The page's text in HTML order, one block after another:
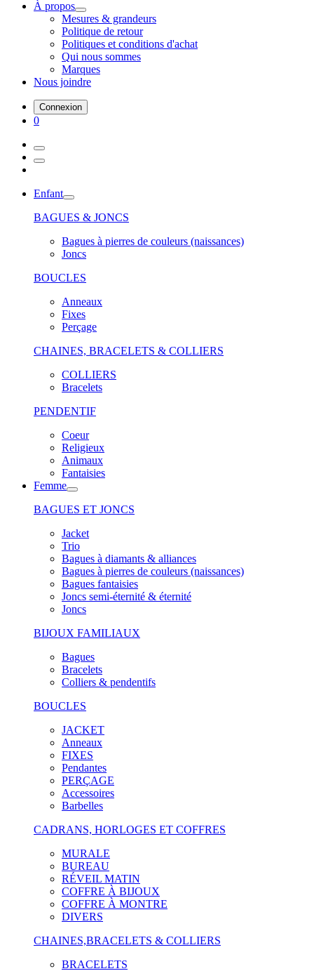
À propos
Mesures & grandeurs
Politique de retour
Politiques et conditions d'achat
Qui nous sommes
Marques
Nous joindre
Connexion
0
Enfant
BAGUES & JONCS
Bagues à pierres de couleurs (naissances)
Joncs
BOUCLES
Anneaux
Fixes
Perçage
CHAINES, BRACELETS & COLLIERS
COLLIERS
Bracelets
PENDENTIF
Coeur
Religieux
Animaux
Fantaisies
Femme
BAGUES ET JONCS
Jacket
Trio
Bagues à diamants & alliances
Bagues à pierres de couleurs (naissances)
Bagues fantaisies
Joncs semi-éternité & éternité
Joncs
BIJOUX FAMILIAUX
Bagues
Bracelets
Colliers & pendentifs
BOUCLES
JACKET
Anneaux
FIXES
Pendantes
PERÇAGE
Accessoires
Barbelles
CADRANS, HORLOGES ET COFFRES
MURALE
BUREAU
RÉVEIL MATIN
COFFRE À BIJOUX
COFFRE À MONTRE
DIVERS
CHAINES,BRACELETS & COLLIERS
BRACELETS